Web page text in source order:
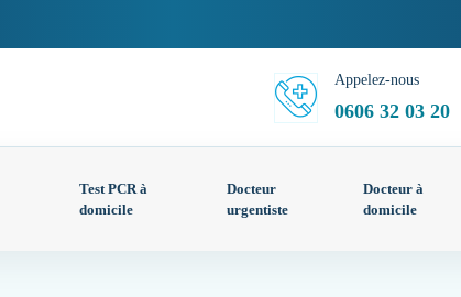
Appelez-nous
0606 32 03 20
Test PCR à
domicile
Docteur
urgentiste
Docteur à
domicile